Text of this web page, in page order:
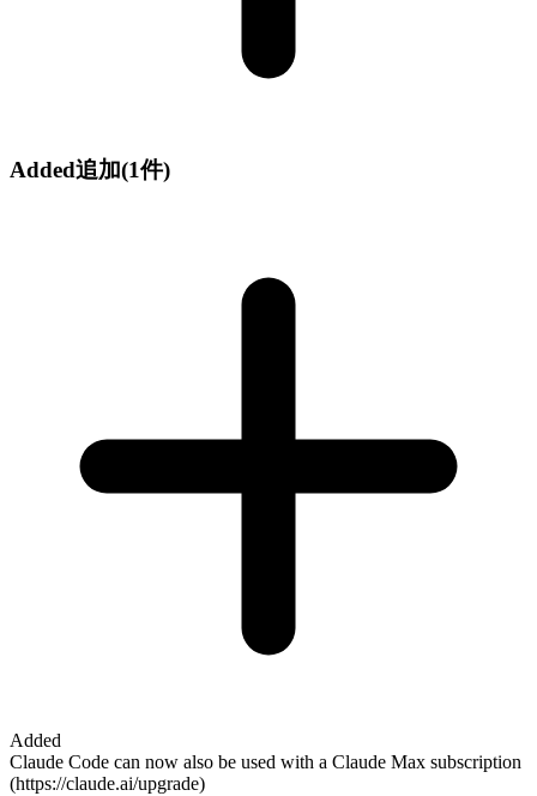
Added追加(1件)
Added
Claude Code can now also be used with a Claude Max subscription
(https://claude.ai/upgrade)